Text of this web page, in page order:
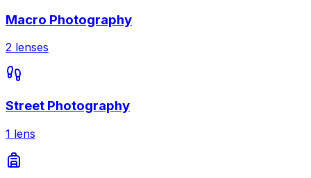
Macro Photography
2 lenses
Street Photography
1 lens